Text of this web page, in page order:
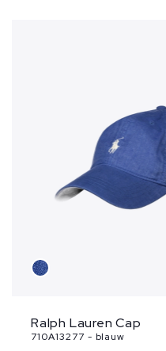
Ralph Lauren Cap
710A13277 - blauw